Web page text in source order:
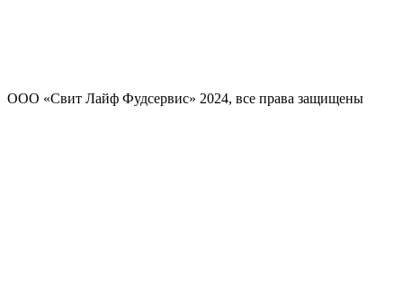
ООО «Свит Лайф Фудсервис» 2024, все права защищены